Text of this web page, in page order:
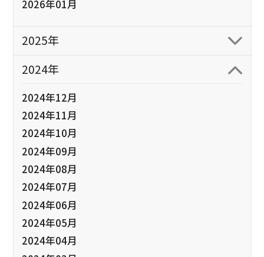
2026年01月
2025年
2024年
2024年12月
2024年11月
2024年10月
2024年09月
2024年08月
2024年07月
2024年06月
2024年05月
2024年04月